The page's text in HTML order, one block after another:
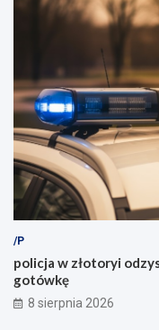
/P
policja w złotoryi
gotówkę
8 sierpnia 2026